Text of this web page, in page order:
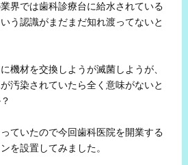
界では歯科診療台に給水されている
う認識がまだまだ知れ渡ってないと
機材を交換しようが滅菌しようが、
汚染されていたら全く意味がないと
ていたので今回歯科医院を開業する
を設置してみました。